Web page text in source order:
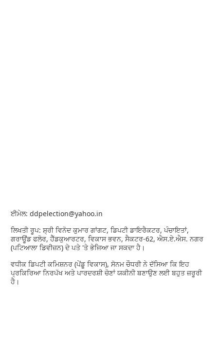
ਈਮੇਲ: ddpelection@yahoo.in
ਲਿਖਤੀ ਰੂਪ: ਸ਼੍ਰੀ ਵਿਨੋਦ ਕੁਮਾਰ ਗਾਂਗਟ, ਡਿਪਟੀ ਡਾਇਰੈਕਟਰ, ਪੰਚਾਇਤਾਂ,
ਗਰਾਊਂਡ ਫਲੋਰ, ਹੈੱਡਕੁਆਰਟਰ, ਵਿਕਾਸ ਭਵਨ, ਸੈਕਟਰ-62, ਐਸ.ਏ.ਐਸ. ਨਗਰ
(ਪਟਿਆਲਾ ਡਿਵੀਜ਼ਨ) ਦੇ ਪਤੇ 'ਤੇ ਭੇਜਿਆ ਜਾ ਸਕਦਾ ਹੈ।
ਵਧੀਕ ਡਿਪਟੀ ਕਮਿਸ਼ਨਰ (ਪੇਂਡੂ ਵਿਕਾਸ), ਸੋਨਮ ਚੌਧਰੀ ਨੇ ਦੱਸਿਆ ਕਿ ਇਹ
ਪ੍ਰਕਿਰਿਆ ਨਿਰਪੱਖ ਅਤੇ ਪਾਰਦਰਸ਼ੀ ਚੋਣਾਂ ਯਕੀਨੀ ਬਣਾਉਣ ਲਈ ਬਹੁਤ ਜ਼ਰੂਰੀ
ਹੈ।